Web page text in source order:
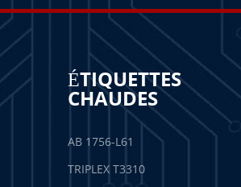
ÉTIQUETTES
CHAUDES
AB 1756-L61
TRIPLEX T3310